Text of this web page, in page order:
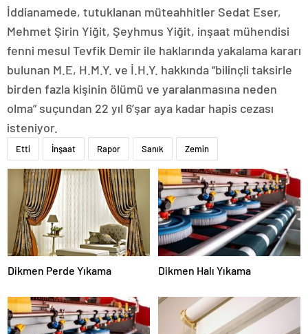
İddianamede, tutuklanan müteahhitler Sedat Eser,
Mehmet Şirin Yiğit, Şeyhmus Yiğit, inşaat mühendisi
fenni mesul Tevfik Demir ile haklarında yakalama kararı
bulunan M.E, H.M.Y. ve İ.H.Y. hakkında “bilinçli taksirle
birden fazla kişinin ölümü ve yaralanmasına neden
olma” suçundan 22 yıl 6’şar aya kadar hapis cezası
isteniyor.
Etti İnşaat Rapor Sanık Zemin
Dikmen Perde Yıkama Dikmen Halı Yıkama